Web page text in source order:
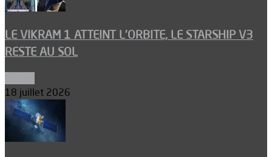
LE VIKRAM 1 ATTEINT L’ORBITE, LE STARSHIP V3
RESTE AU SOL
18 juillet 2026